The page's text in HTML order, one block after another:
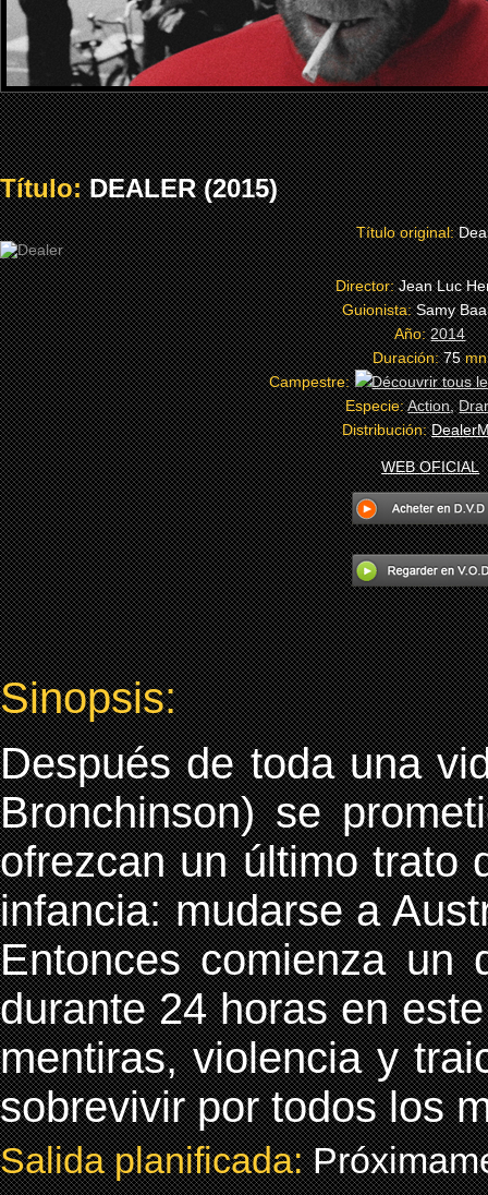
Título:DEALER (2015)
Título original:
Director:Jean Luc
Guionista:Samy
Año:2014
Duración:75mn
Campestre:
Especie:Action,
Distribución:
WEB OFICIAL
Sinopsis:
Después de toda una
Bronchinson) se
ofrezcan un último trato
infancia: mudarse a
Entonces comienza un
durante 24 horas en
mentiras, violencia y
sobrevivir por todos los
Salida planificada: